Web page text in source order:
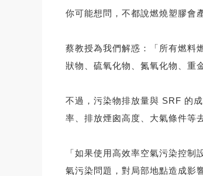
你可能想問，不都說燃燒塑膠會
蔡教授為我們解惑：「所有燃料
狀物、硫氧化物、氮氧化物、重
不過，污染物排放量與 SRF 的
率、排放煙囪高度、大氣條件等
「如果使用高效率空氣污染控
氣污染問題，對局部地點造成影